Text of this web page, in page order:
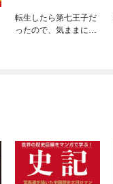
転生したら第七王子だ
ったので、気ままに魔